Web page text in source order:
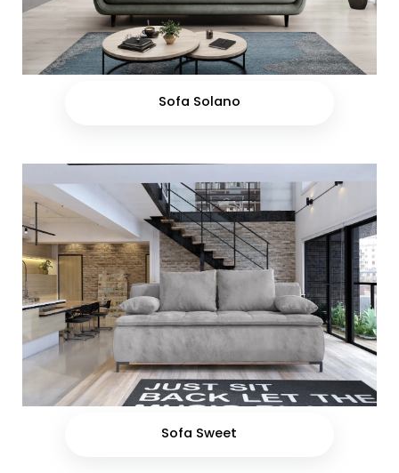
Sofa Solano
Sofa Sweet